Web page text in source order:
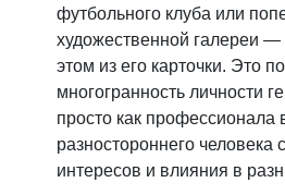
футбольного клуба или
художественной галереи —
этом из его карточки. Это
многогранность личности
просто как профессионала
разностороннего человека
интересов и влияния в